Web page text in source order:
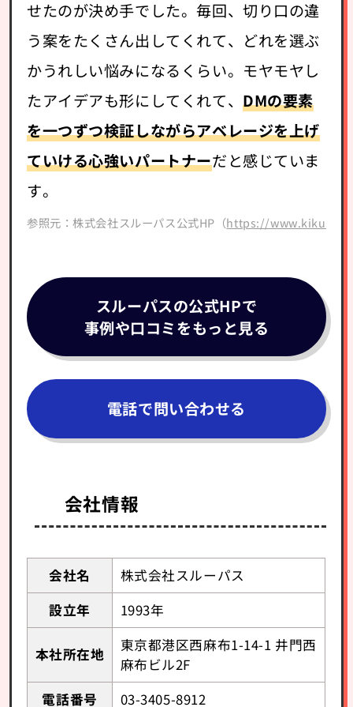
せたのが決め手でした。毎回、切り口の違
う案をたくさん出してくれて、どれを選ぶ
かうれしい悩みになるくらい。モヤモヤし
たアイデアも形にしてくれて、DMの要素
を一つずつ検証しながらアベレージを上げ
ていける心強いパートナーだと感じていま
す。
参照元：株式会社スルーパス公式HP（https://
スルーパスの公式HPで
事例や口コミをもっと見る
電話で問い合わせる
会社情報
会社名
株式会社スルーパス
設立年
1993年
本社所在地
東京都港区西麻布1-14-1 井門西
麻布ビル2F
電話番号
03-3405-8912